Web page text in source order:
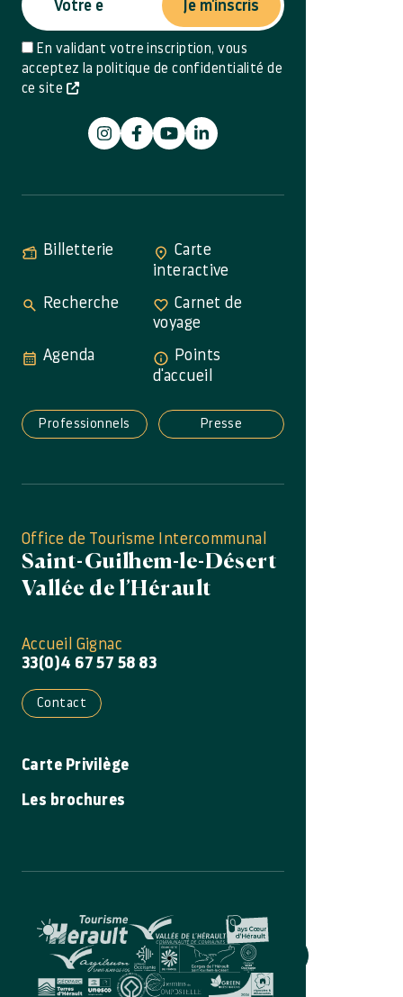
Filtrer
Carte
En validant votre inscription, vous
acceptez la politique de confidentialité de
ce site
Je m'inscris
Billetterie
Carte
interactive
Recherche
Carnet de
voyage
Agenda
Points
d'accueil
Professionnels Presse
Office de Tourisme Intercommunal
Saint-Guilhem-le-Désert
Vallée de l’Hérault
Accueil Gignac
33(0)4 67 57 58 83
Contact
Carte Privilège
Les brochures